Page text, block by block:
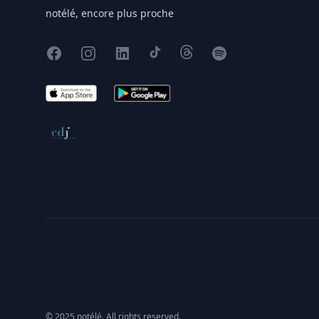
notélé, encore plus proche
FacebookInstagram
X TikTokThreadsSpotify
App Store Google Play
Conseil de déontologie journalistique